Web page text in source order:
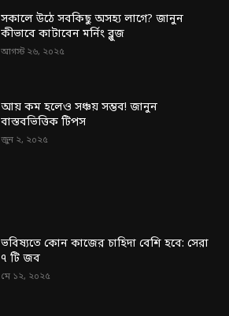
সকালে উঠে সবকিছু অসহ্য লাগে? জানুন
কীভাবে কাটাবেন মর্নিং ব্লুজ
আগস্ট ২৬, ২০২৫
আয় কম হলেও সঞ্চয় সম্ভব! জানুন
বাস্তবভিত্তিক টিপস
জুন ২, ২০২৫
ভবিষ্যতে কোন কাজের চাহিদা বেশি হবে: সেরা
৭ টি জব
মে ১২, ২০২৫